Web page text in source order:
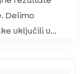
Delimo
vključili v...